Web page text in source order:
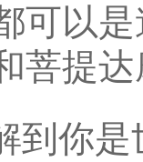
可以
菩提
到你